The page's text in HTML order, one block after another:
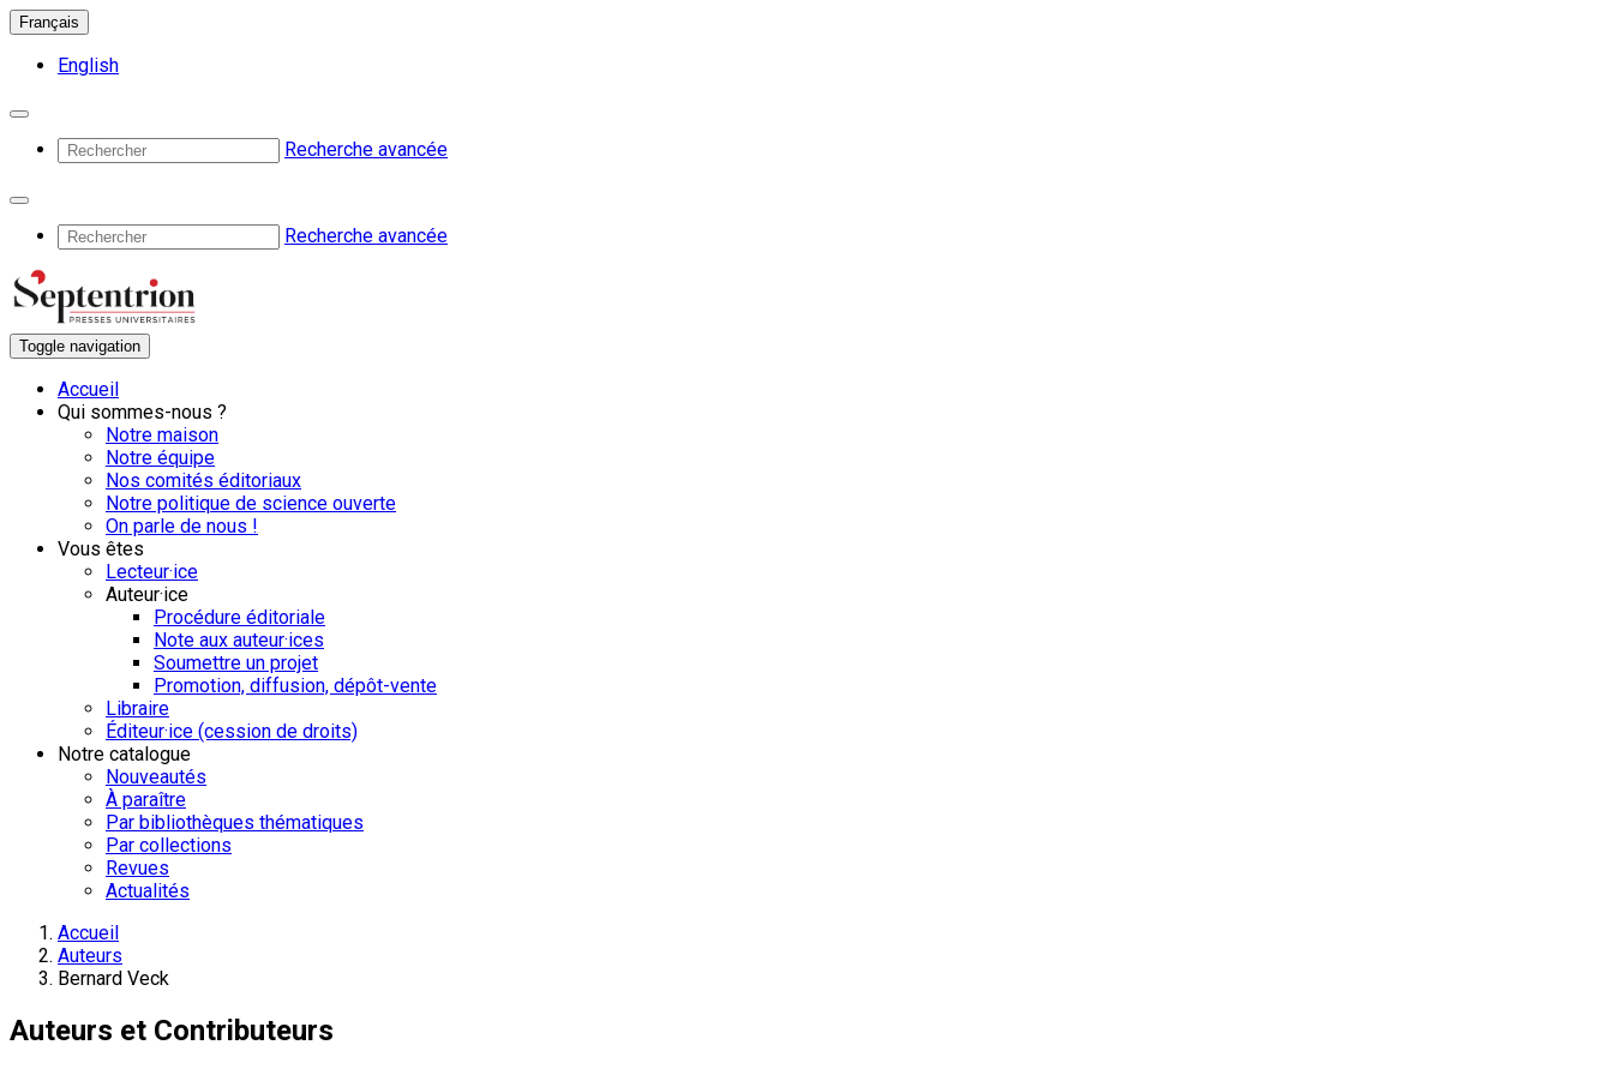
Français
English
Recherche avancée
Recherche avancée
Toggle navigation
Accueil
Qui sommes-nous ?
Notre maison
Notre équipe
Nos comités éditoriaux
Notre politique de science ouverte
On parle de nous !
Vous êtes
Lecteur·ice
Auteur·ice
Procédure éditoriale
Note aux auteur·ices
Soumettre un projet
Promotion, diffusion, dépôt-vente
Libraire
Éditeur·ice (cession de droits)
Notre catalogue
Nouveautés
À paraître
Par bibliothèques thématiques
Par collections
Revues
Actualités
Accueil
Auteurs
Bernard Veck
Auteurs et Contributeurs